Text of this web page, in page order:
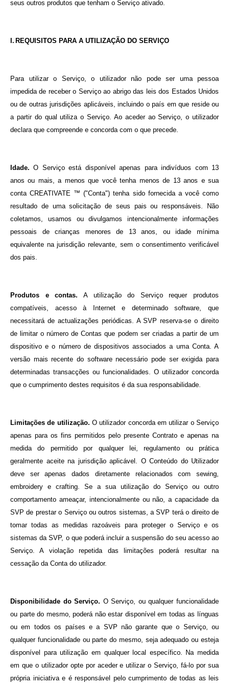
seus outros produtos que tenham o Serviço ativado.
I. REQUISITOS PARA A UTILIZAÇÃO DO SERVIÇO
Para utilizar o Serviço, o utilizador não pode ser uma pessoa
impedida de receber o Serviço ao abrigo das leis dos Estados Unidos
ou de outras jurisdições aplicáveis, incluindo o país em que reside ou
a partir do qual utiliza o Serviço. Ao aceder ao Serviço, o utilizador
declara que compreende e concorda com o que precede.
Idade. O Serviço está disponível apenas para indivíduos com 13
anos ou mais, a menos que você tenha menos de 13 anos e sua
conta CREATIVATE ™ ("Conta") tenha sido fornecida a você como
resultado de uma solicitação de seus pais ou responsáveis. Não
coletamos, usamos ou divulgamos intencionalmente informações
pessoais de crianças menores de 13 anos, ou idade mínima
equivalente na jurisdição relevante, sem o consentimento verificável
dos pais.
Produtos e contas. A utilização do Serviço requer produtos
compatíveis, acesso à Internet e determinado software, que
necessitará de actualizações periódicas. A SVP reserva-se o direito
de limitar o número de Contas que podem ser criadas a partir de um
dispositivo e o número de dispositivos associados a uma Conta. A
versão mais recente do software necessário pode ser exigida para
determinadas transacções ou funcionalidades. O utilizador concorda
que o cumprimento destes requisitos é da sua responsabilidade.
Limitações de utilização. O utilizador concorda em utilizar o Serviço
apenas para os fins permitidos pelo presente Contrato e apenas na
medida do permitido por qualquer lei, regulamento ou prática
geralmente aceite na jurisdição aplicável. O Conteúdo do Utilizador
deve ser apenas dados diretamente relacionados com sewing,
embroidery e crafting. Se a sua utilização do Serviço ou outro
comportamento ameaçar, intencionalmente ou não, a capacidade da
SVP de prestar o Serviço ou outros sistemas, a SVP terá o direito de
tomar todas as medidas razoáveis para proteger o Serviço e os
sistemas da SVP, o que poderá incluir a suspensão do seu acesso ao
Serviço. A violação repetida das limitações poderá resultar na
cessação da Conta do utilizador.
Disponibilidade do Serviço. O Serviço, ou qualquer funcionalidade
ou parte do mesmo, poderá não estar disponível em todas as línguas
ou em todos os países e a SVP não garante que o Serviço, ou
qualquer funcionalidade ou parte do mesmo, seja adequado ou esteja
disponível para utilização em qualquer local específico. Na medida
em que o utilizador opte por aceder e utilizar o Serviço, fá-lo por sua
própria iniciativa e é responsável pelo cumprimento de todas as leis